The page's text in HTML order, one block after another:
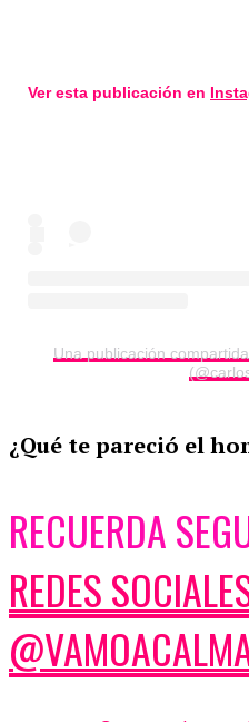
Ver esta publicación en
Una publicación
¿Qué te pareció el
RECUERDA
REDES